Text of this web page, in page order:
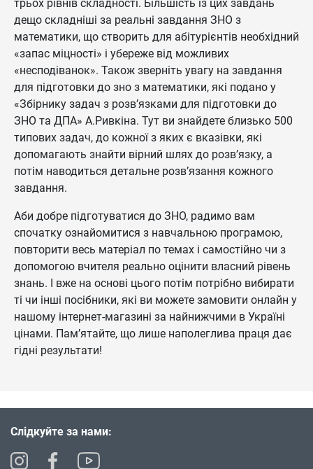
трьох рівнів складності. Більшість із цих завдань
дещо складніші за реальні завдання ЗНО з
математики, що створить для абітурієнтів необхідний
«запас міцності» і убереже від можливих
«несподіванок». Також зверніть увагу на завдання
для підготовки до зно з математики, які подано у
«Збірнику задач з розв’язками для підготовки до
ЗНО та ДПА» А.Ривкіна. Тут ви знайдете близько 500
типових задач, до кожної з яких є вказівки, які
допомагають знайти вірний шлях до розв’язку, а
потім наводиться детальне розв’язання кожного
завдання.
Аби добре підготуватися до ЗНО, радимо вам
спочатку ознайомитися з навчальною програмою,
повторити весь матеріал по темах і самостійно чи з
допомогою вчителя реально оцінити власний рівень
знань. І вже на основі цього потім потрібно вибирати
ті чи інші посібники, які ви можете замовити онлайн у
нашому інтернет-магазині за найнижчими в Україні
цінами. Пам’ятайте, що лише наполеглива праця дає
гідні результати!
Слідкуйте за нами: